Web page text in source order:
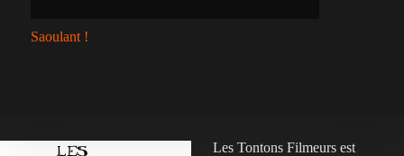
Saoulant !
Les Tontons Filmeurs est